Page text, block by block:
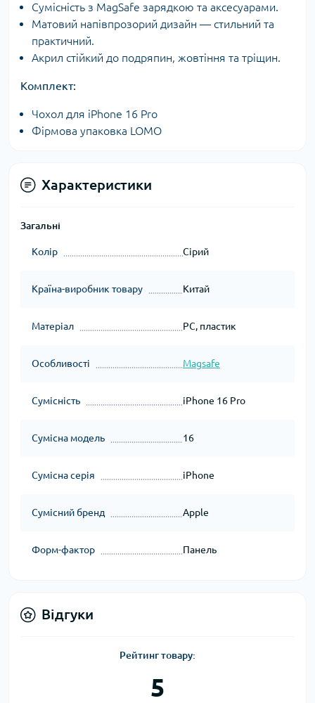
Сумісність з MagSafe зарядкою та аксесуарами.
Матовий напівпрозорий дизайн — стильний та
практичний.
Акрил стійкий до подряпин, жовтіння та тріщин.
Комплект:
Чохол для iPhone 16 Pro
Фірмова упаковка LOMO
Характеристики
Загальні
Колір Сірий
Країна-виробник товару Китай
Матеріал PC, пластик
Особливості Magsafe
Сумісність iPhone 16 Pro
Сумісна модель 16
Сумісна серія iPhone
Сумісний бренд Apple
Форм-фактор Панель
Відгуки
Рейтинг товару:
5